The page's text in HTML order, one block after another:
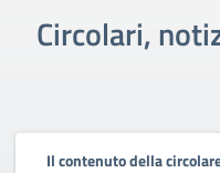
Circolari,
Il contenuto della